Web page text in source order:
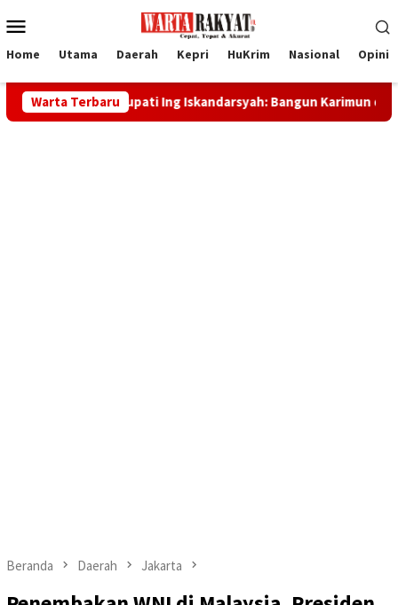
ke
Mobile
Home Utama Daerah Kepri HuKrim Nasional Opini
Warta Terbaru
RI, Bupati Ing Iskandarsyah: Bangun Karimun dengan
Beranda Daerah Jakarta